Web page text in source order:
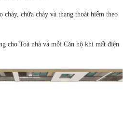
cháy, chữa cháy và thang thoát hiểm theo
cho Toà nhà và mỗi Căn hộ khi mất điện